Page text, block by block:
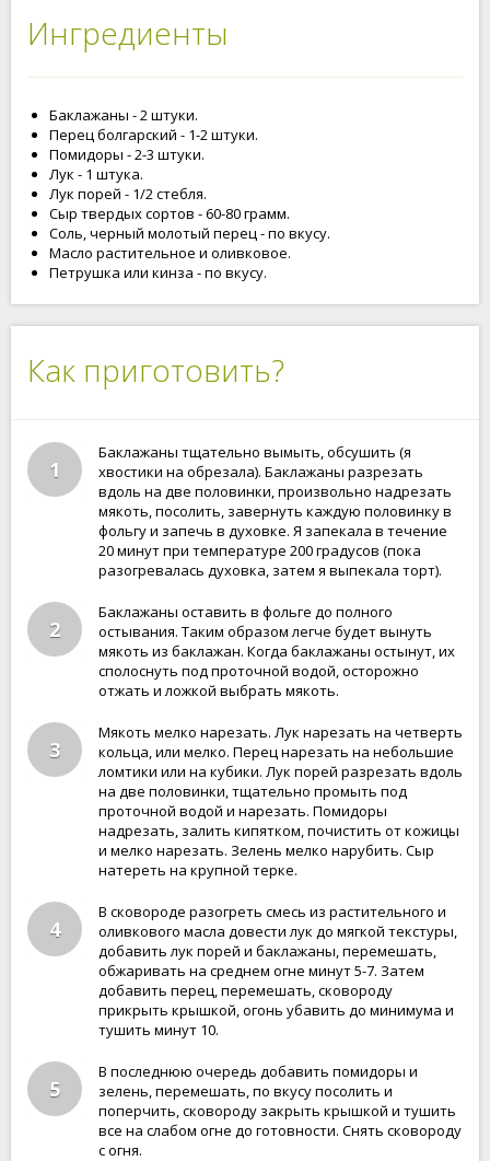
Ингредиенты
Баклажаны - 2 штуки.
Перец болгарский - 1-2 штуки.
Помидоры - 2-3 штуки.
Лук - 1 штука.
Лук порей - 1/2 стебля.
Сыр твердых сортов - 60-80 грамм.
Соль, черный молотый перец - по вкусу.
Масло растительное и оливковое.
Петрушка или кинза - по вкусу.
Как приготовить?
1
Баклажаны тщательно вымыть, обсушить (я
хвостики на обрезала). Баклажаны разрезать
вдоль на две половинки, произвольно надрезать
мякоть, посолить, завернуть каждую половинку в
фольгу и запечь в духовке. Я запекала в течение
20 минут при температуре 200 градусов (пока
разогревалась духовка, затем я выпекала торт).
2
Баклажаны оставить в фольге до полного
остывания. Таким образом легче будет вынуть
мякоть из баклажан. Когда баклажаны остынут, их
сполоснуть под проточной водой, осторожно
отжать и ложкой выбрать мякоть.
3
Мякоть мелко нарезать. Лук нарезать на четверть
кольца, или мелко. Перец нарезать на небольшие
ломтики или на кубики. Лук порей разрезать вдоль
на две половинки, тщательно промыть под
проточной водой и нарезать. Помидоры
надрезать, залить кипятком, почистить от кожицы
и мелко нарезать. Зелень мелко нарубить. Сыр
натереть на крупной терке.
4
В сковороде разогреть смесь из растительного и
оливкового масла довести лук до мягкой текстуры,
добавить лук порей и баклажаны, перемешать,
обжаривать на среднем огне минут 5-7. Затем
добавить перец, перемешать, сковороду
прикрыть крышкой, огонь убавить до минимума и
тушить минут 10.
5
В последнюю очередь добавить помидоры и
зелень, перемешать, по вкусу посолить и
поперчить, сковороду закрыть крышкой и тушить
все на слабом огне до готовности. Снять сковороду
с огня.